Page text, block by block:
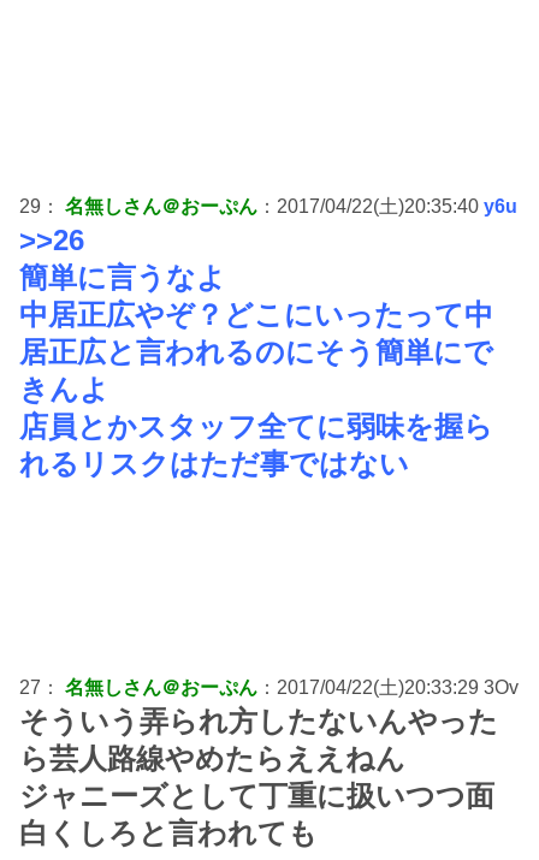
29： 名無しさん＠おーぷん ：2017/04/22(土)20:35:40 y6u
>>26
簡単に言うなよ
中居正広やぞ？どこにいったって中
居正広と言われるのにそう簡単にで
きんよ
店員とかスタッフ全てに弱味を握ら
れるリスクはただ事ではない
27： 名無しさん＠おーぷん ：2017/04/22(土)20:33:29 3Ov
そういう弄られ方したないんやった
ら芸人路線やめたらええねん
ジャニーズとして丁重に扱いつつ面
白くしろと言われても